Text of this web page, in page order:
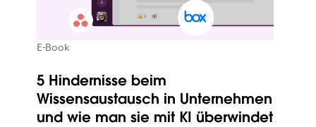
E-Book
5 Hindernisse beim
Wissensaustausch in Unternehmen
und wie man sie mit KI überwindet